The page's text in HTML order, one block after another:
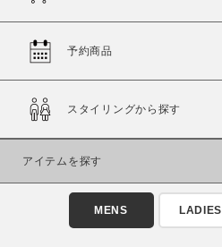
価格
～
商品タイプ
通常商品
予約商品
スタイリングから探す
アイテムを探す
MENS LADIES